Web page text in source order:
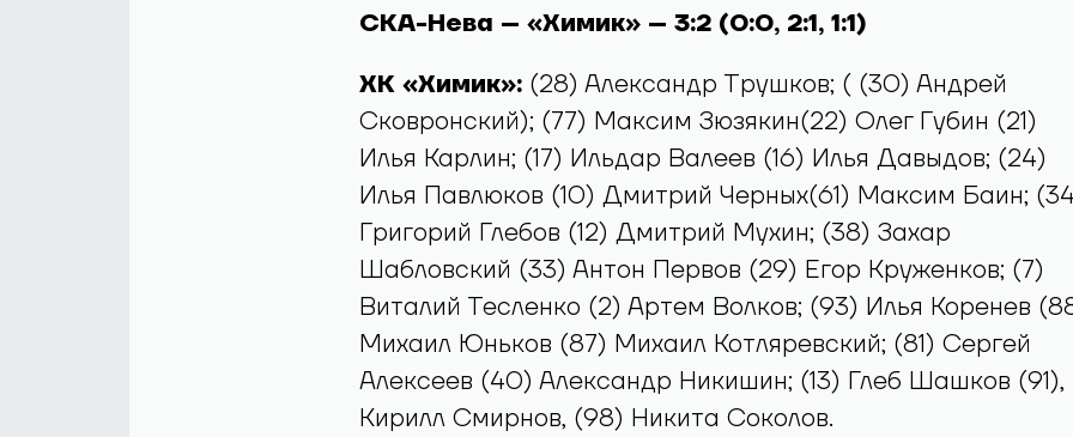
СКА-Нева – «Химик» – 3:2 (0:0, 2:1, 1:1)
ХК «Химик»:(28) Александр Трушков; ( (30) Андрей
Сковронский); (77) Максим Зюзякин(22) Олег Губин (21)
Илья Карлин; (17) Ильдар Валеев (16) Илья Давыдов; (24)
Илья Павлюков (10) Дмитрий Черных(61) Максим Баин;
Григорий Глебов (12) Дмитрий Мухин; (38) Захар
Шабловский (33) Антон Первов (29) Егор Круженков; (7)
Виталий Тесленко (2) Артем Волков; (93) Илья Коренев
Михаил Юньков (87) Михаил Котляревский; (81) Сергей
Алексеев (40) Александр Никишин; (13) Глеб Шашков (91),
Кирилл Смирнов, (98) Никита Соколов.